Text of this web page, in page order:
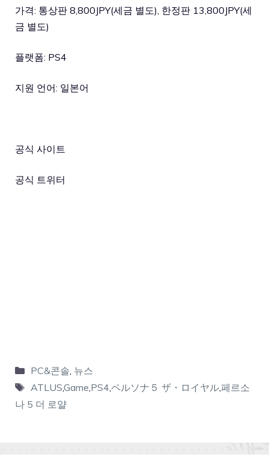
가격: 통상판 8,800JPY(세금 별도), 한정판 13,800JPY(세
금 별도)
플랫폼: PS4
지원 언어: 일본어
공식 사이트
공식 트위터
PC&콘솔, 뉴스
ATLUS,Game,PS4,ペルソナ５ ザ・ロイヤル,페르소
나 5 더 로얄